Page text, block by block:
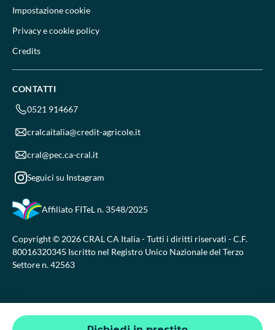
Impostazione cookie
Privacy e cookie policy
Credits
CONTATTI
0521 914667
cralcaitalia@credit-agricole.it
cral@pec.ca-cral.it
Seguici su Instagram
Affiliato FITeL n. 3548/2025
Copyright © 2026 CRAL CA Italia - Tutti i diritti riservati - C.F.
80016320345 Iscritto nel Registro Unico Nazionale del Terzo
Settore n. 42563